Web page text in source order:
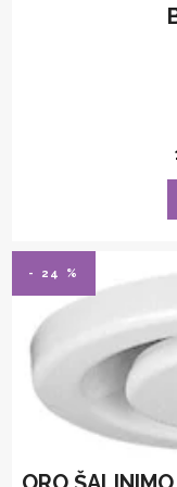
- 24 %